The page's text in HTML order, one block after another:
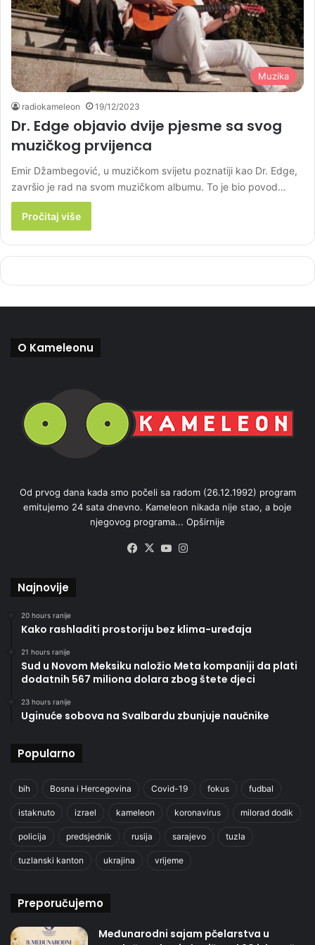
Muzika
radiokameleon 19/12/2023
Dr. Edge objavio dvije pjesme sa svog
muzičkog prvijenca
Emir Džambegović, u muzičkom svijetu poznatiji kao Dr. Edge,
završio je rad na svom muzičkom albumu. To je bio povod…
Pročitaj više
O Kameleonu
Od prvog dana kada smo počeli sa radom (26.12.1992) program
emitujemo 24 sata dnevno. Kameleon nikada nije stao, a boje
njegovog programa... Opširnije
Facebook
X YouTube
Najnovije
20 hours ranije
Kako rashladiti prostoriju bez klima-uređaja
21 hours ranije
Sud u Novom Meksiku naložio Meta kompaniji da plati
dodatnih 567 miliona dolara zbog štete djeci
23 hours ranije
Uginuće sobova na Svalbardu zbunjuje naučnike
Popularno
bih Bosna i Hercegovina Covid-19 fokus fudbal
istaknuto izrael kameleon koronavirus milorad dodik
policija predsjednik rusija sarajevo tuzla
tuzlanski kanton ukrajina vrijeme
Preporučujemo
Međunarodni sajam pčelarstva u